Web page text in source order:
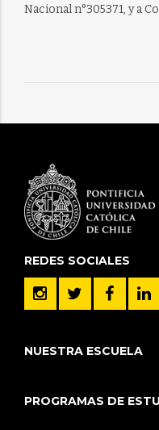
Nacional n°305371, y a
REDES SOCIALES
NUESTRA ESCUELA
PROGRAMAS DE